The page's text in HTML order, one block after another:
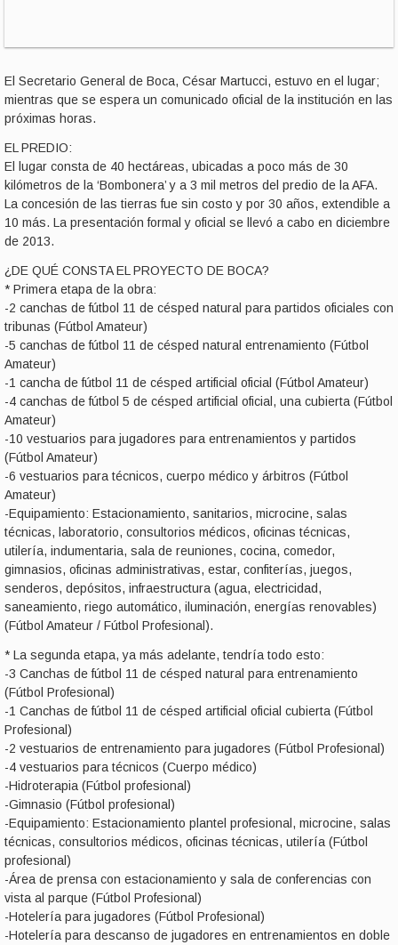
El Secretario General de Boca, César Martucci, estuvo en el lugar;
mientras que se espera un comunicado oficial de la institución en las
próximas horas.
EL PREDIO:
El lugar consta de 40 hectáreas, ubicadas a poco más de 30
kilómetros de la ‘Bombonera’ y a 3 mil metros del predio de la AFA.
La concesión de las tierras fue sin costo y por 30 años, extendible a
10 más. La presentación formal y oficial se llevó a cabo en diciembre
de 2013.
¿DE QUÉ CONSTA EL PROYECTO DE BOCA?
* Primera etapa de la obra:
-2 canchas de fútbol 11 de césped natural para partidos oficiales con
tribunas (Fútbol Amateur)
-5 canchas de fútbol 11 de césped natural entrenamiento (Fútbol
Amateur)
-1 cancha de fútbol 11 de césped artificial oficial (Fútbol Amateur)
-4 canchas de fútbol 5 de césped artificial oficial, una cubierta (Fútbol
Amateur)
-10 vestuarios para jugadores para entrenamientos y partidos
(Fútbol Amateur)
-6 vestuarios para técnicos, cuerpo médico y árbitros (Fútbol
Amateur)
-Equipamiento: Estacionamiento, sanitarios, microcine, salas
técnicas, laboratorio, consultorios médicos, oficinas técnicas,
utilería, indumentaria, sala de reuniones, cocina, comedor,
gimnasios, oficinas administrativas, estar, confiterías, juegos,
senderos, depósitos, infraestructura (agua, electricidad,
saneamiento, riego automático, iluminación, energías renovables)
(Fútbol Amateur / Fútbol Profesional).
* La segunda etapa, ya más adelante, tendría todo esto:
-3 Canchas de fútbol 11 de césped natural para entrenamiento
(Fútbol Profesional)
-1 Canchas de fútbol 11 de césped artificial oficial cubierta (Fútbol
Profesional)
-2 vestuarios de entrenamiento para jugadores (Fútbol Profesional)
-4 vestuarios para técnicos (Cuerpo médico)
-Hidroterapia (Fútbol profesional)
-Gimnasio (Fútbol profesional)
-Equipamiento: Estacionamiento plantel profesional, microcine, salas
técnicas, consultorios médicos, oficinas técnicas, utilería (Fútbol
profesional)
-Área de prensa con estacionamiento y sala de conferencias con
vista al parque (Fútbol Profesional)
-Hotelería para jugadores (Fútbol Profesional)
-Hotelería para descanso de jugadores en entrenamientos en doble